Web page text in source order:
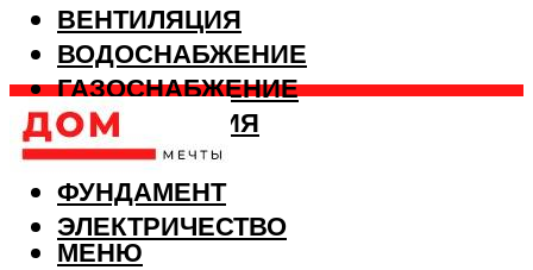
ВЕНТИЛЯЦИЯ
ВОДОСНАБЖЕНИЕ
ГАЗОСНАБЖЕНИЕ
КАНАЛИЗАЦИЯ
ОТОПЛЕНИЕ
ФУНДАМЕНТ
ЭЛЕКТРИЧЕСТВО
МЕНЮ